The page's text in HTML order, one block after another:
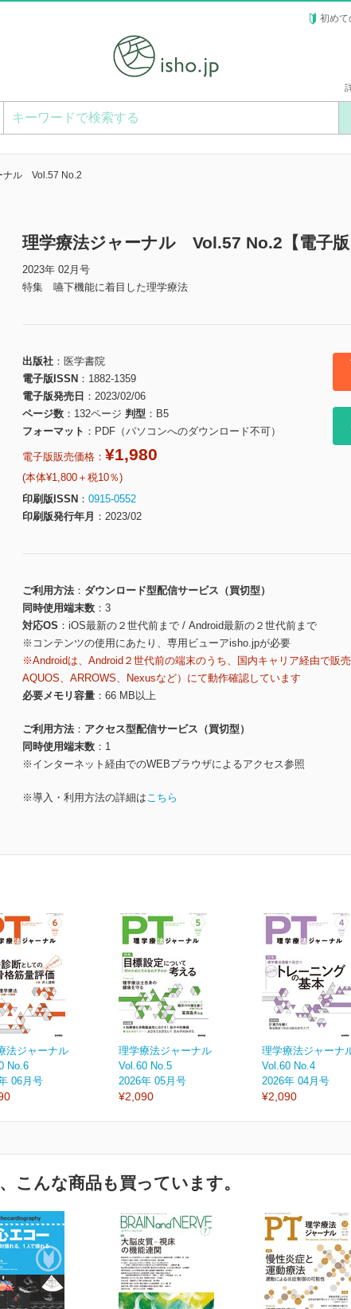
初めて
ナル Vol.57 No.2
理学療法ジャーナル Vol.57 No.2【電子版
2023年 02月号
特集 嚥下機能に着目した理学療法
出版社
医学書院
電子版ISSN
1882-1359
電子版発売日
2023/02/06
ページ数
132ページ 判型
B5
フォーマット
PDF（パソコンへのダウンロード不可）
電子版販売価格： ¥1,980
(本体¥1,800＋税10％)
印刷版ISSN
0915-0552
印刷版発行年月
2023/02
ご利用方法
ダウンロード型配信サービス（買切型）
同時使用端末数
3
対応OS
iOS最新の２世代前まで / Android最新の２世代前まで
※コンテンツの使用にあたり、専用ビューアisho.jpが必要
※Androidは、Android２世代前の端末のうち、国内キャリア経由で販
AQUOS、ARROWS、Nexusなど）にて動作確認しています
必要メモリ容量
66 MB以上
ご利用方法
アクセス型配信サービス（買切型）
同時使用端末数
1
※インターネット経由でのWEBブラウザによるアクセス参照
※導入・利用方法の詳細はこちら
法ジャーナル
No.6
06月号
理学療法ジャーナル
Vol.60 No.5
2026年 05月号
¥2,090
理学療法ジャーナ
Vol.60 No.4
2026年 04月号
¥2,090
こんな商品も買っています。